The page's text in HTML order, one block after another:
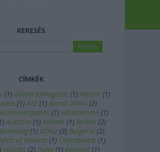
KERESÉS
CÍMKÉK
(1) állami támogatás (1) Alstom (1)
(1) ASE (1) Aszódi Attila (2)
Atomenergomas (1) atomtemető (1)
) Ausztria (1) baleset (1) Belene (2)
(1) BOKU (3) Bulgária (2)
of interest (1) Cseljabinszk (1)
) csúszás (2) Duna (1) éghajlat (1)